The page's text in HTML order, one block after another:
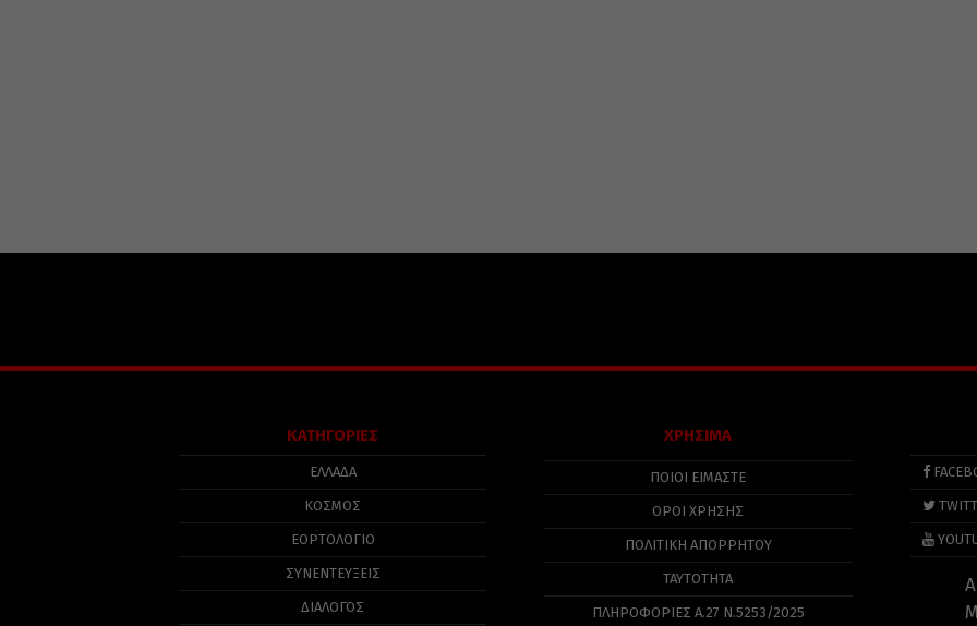
ΚΑΤΗΓΟΡΙΕΣ
ΕΛΛΑΔΑ
ΚΟΣΜΟΣ
ΕΟΡΤΟΛΟΓΙΟ
ΣΥΝΕΝΤΕΥΞΕΙΣ
ΔΙΑΛΟΓΟΣ
ΧΡΗΣΙΜΑ
ΠΟΙΟΙ ΕΙΜΑΣΤΕ
ΟΡΟΙ ΧΡΗΣΗΣ
ΠΟΛΙΤΙΚΉ ΑΠΟΡΡΉΤΟΥ
ΤΑΥΤΟΤΗΤΑ
ΠΛΗΡΟΦΟΡΊΕΣ Α.27 Ν.5253/2025